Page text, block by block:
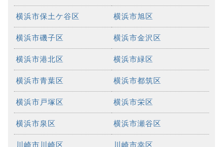
横浜市保土ケ谷区 横浜市旭区
横浜市磯子区 横浜市金沢区
横浜市港北区 横浜市緑区
横浜市青葉区 横浜市都筑区
横浜市戸塚区 横浜市栄区
横浜市泉区 横浜市瀬谷区
川崎市川崎区 川崎市幸区